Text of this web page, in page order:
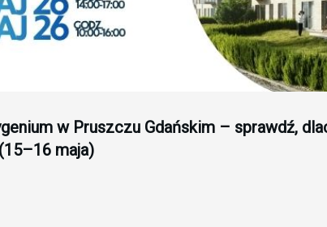
w Pruszczu Gdańskim – sprawdź,
maja)